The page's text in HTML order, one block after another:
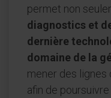
permet non
diagnostics et
dernière
domaine de la
mener des
afin de